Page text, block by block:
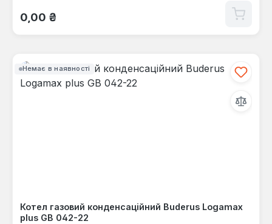
Звичайна ціна:
0,00 ₴
Немає в наявності
Котел газовий конденсаційний Buderus Logamax
plus GB 042-22